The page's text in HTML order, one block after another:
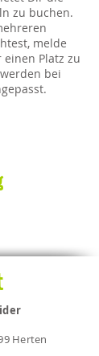
zu buchen.
melde
Platz zu
bei
buchen
und
Herten